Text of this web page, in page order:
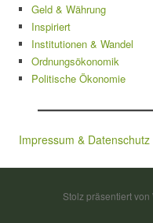
Geld & Währung
Inspiriert
Institutionen & Wandel
Ordnungsökonomik
Politische Ökonomie
Impressum & Datenschutz
Stolz präsentiert von